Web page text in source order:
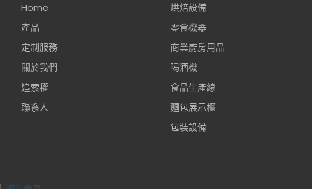
Home
產品
定制服務
關於我們
追索權
聯系人
烘焙設備
零食機器
商業廚房用品
喝酒機
食品生產線
麵包展示櫃
包裝設備